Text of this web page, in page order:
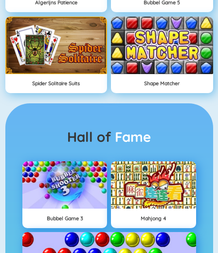
Algerijns Patience Bubbel Game 5
Spider Solitaire Suits Shape Matcher
Hall of Fame
Bubbel Game 3 Mahjong 4